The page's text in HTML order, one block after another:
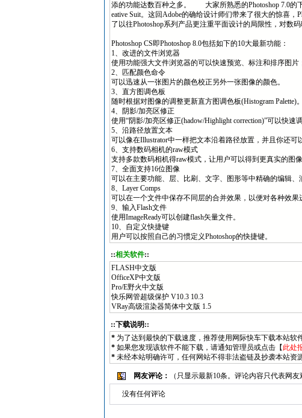
添的功能达数百种之多。 大家所熟悉的Photoshop 7.0的下
eative Suit。这回Adobe的确给设计师们带来了很大的惊喜
了以往Photoshop系列产品更注重平面设计的局限性，对数
Photoshop CS即Photoshop 8.0包括如下的10大最新功能：
1、改进的文件浏览器
使用功能强大文件浏览器的可以快速预览、标注和排序图
2、匹配颜色命令
可以迅速从一张图片的颜色校正另外一张图像的颜色。
3、直方图调色板
随时根据对图像的调整更新直方图调色板(Histogram
4、阴影/加亮区修正
使用“阴影/加亮区修正(hadow/Highlight correction)”可以
5、沿路径放置文本
可以像在Illustrator中一样把文本沿着路径放置，并且你还
6、支持数码相机的raw模式
支持多款数码相机得raw模式，让用户可以得到更真实的
7、全面支持16位图像
可以在主要功能、层、比刷、文字、图形等中精确的编辑
8、Layer Comps
可以在一个文件中保存不同层的合并效果，以便对各种
9、输入Flash文件
使用ImageReady可以创建flash矢量文件。
10、自定义快捷键
用户可以按照自己的习惯定义Photoshop的快捷键。
::相关软件::
FLASH中文版
OfficeXP中文版
Pro/E野火中文版
快乐网管超级保护 V10.3 10.3
VRay高级渲染器简体中文版 1.5
::下载说明::
* 为了达到最快的下载速度，推荐使用网际快车下载本站软件
* 如果您发现该软件不能下载，请通知管理员或点击【 此处
* 未经本站明确许可，任何网站不得非法盗链及抄袭本站资
网友评论： （只显示最新10条。评论内容只代表网
没有任何评论